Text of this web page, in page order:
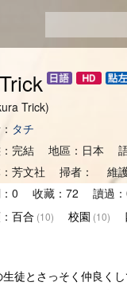
Trick)
タチ
：完結 地區：日本
：芳文社 掃者： 維
：0 收藏：72 讀過
百合 (10) 校園 (10)
徒とさっそく仲良く